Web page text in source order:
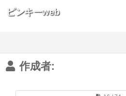
Skip to content
ピンキーweb
作成者: